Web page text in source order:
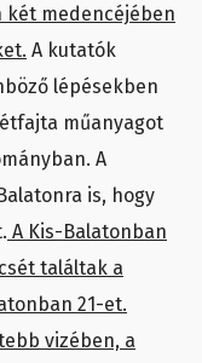
két medencéjében
A kutatók
lépésekben
műanyagot
A
is, hogy
A Kis-Balatonban
találtak a
21-et.
vizében, a